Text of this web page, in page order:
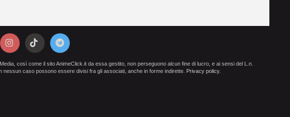
così come il sito AnimeClick.it da essa gestito, non perseguono alcun fine di lucro, e ai sensi del L.n.
caso possono essere divisi fra gli associati, anche in forme indirette.
Privacy policy.